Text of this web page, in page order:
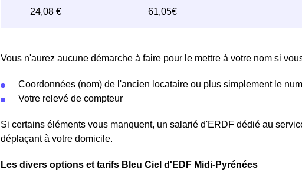
Vous n'aurez aucune démarche à faire pour le mettre à votre nom si
Coordonnées (nom) de l'ancien locataire ou plus simplement le
Votre relevé de compteur
Si certains éléments vous manquent, un salarié d'ERDF dédié au
déplaçant à votre domicile.
Les divers options et tarifs Bleu Ciel d'EDF Midi-Pyrénées